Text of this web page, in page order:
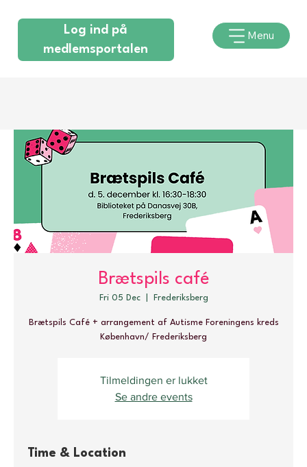
Log ind på
medlemsportalen
Menu
Brætspils café
Fri 05 Dec
  |
Frederiksberg
Brætspils Café + arrangement af Autisme Foreningens kreds
København/ Frederiksberg
Tilmeldingen er lukket
Se andre events
Time & Location